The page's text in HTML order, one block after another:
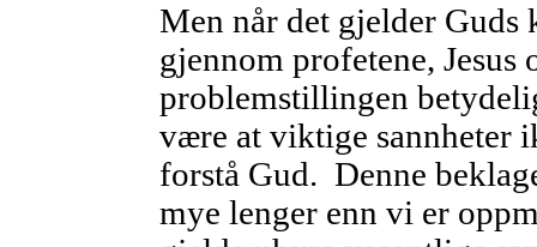
Men når det gjelder Guds
gjennom profetene, Jesus
problemstillingen
være at viktige sannheter
forstå Gud. Denne
mye lenger enn vi er